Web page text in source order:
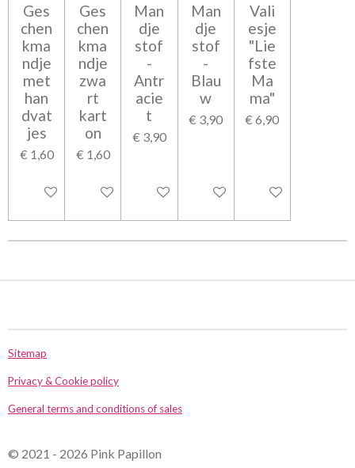
Ges
chen
kma
ndje
met
han
dvat
jes
€ 1,60
In winkelwagen
Ges
chen
kma
ndje
zwa
rt
kart
on
€ 1,60
In winkelwagen
Man
dje
stof
-
Antr
acie
t
€ 3,90
In winkelwagen
Man
dje
stof
-
Blau
w
€ 3,90
In winkelwagen
Vali
esje
"Lie
fste
Ma
ma"
€ 6,90
In winkelwagen
Sitemap
Privacy & Cookie policy
General terms and conditions of sales
© 2021 - 2026 Pink Papillon